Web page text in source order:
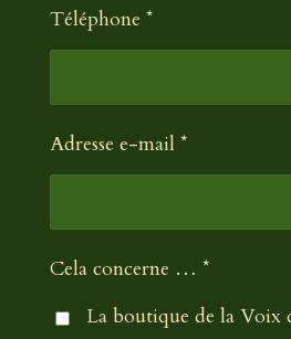
Téléphone *
Adresse e-mail *
Cela concerne … *
La boutique de la Voix